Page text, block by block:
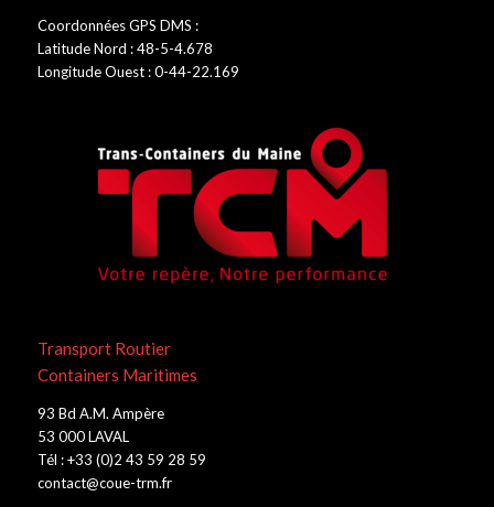
Coordonnées GPS DMS :
Latitude Nord : 48-5-4.678
Longitude Ouest : 0-44-22.169
Transport Routier
Containers Maritimes
93 Bd A.M. Ampère
53 000 LAVAL
Tél : +33 (0)2 43 59 28 59
contact@coue-trm.fr